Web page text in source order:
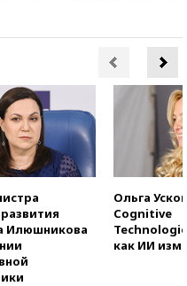
Илюшникова
Ольга
Cognitive
как ИИ